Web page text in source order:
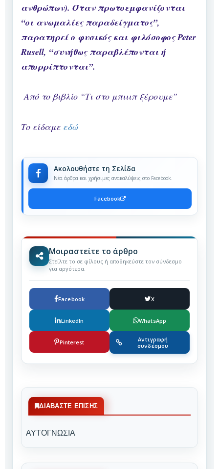
ανθρώπων). Όταν πρωτοεμφανίζονται
“οι ανωμαλίες παραδείγματος”,
παρατηρεί ο φυσικός και φιλόσοφος Peter
Rusell, “συνήθως παραβλέπονται ή
απορρίπτονται”.
Από το βιβλίο “Τι στο μπιιιπ ξέρουμε”
Το είδαμε εδώ
Ακολουθήστε τη Σελίδα
Νέα άρθρα και χρήσιμες ανακαλύψεις στο Facebook.
Facebook
Μοιραστείτε το άρθρο
Στείλτε το σε φίλους ή αποθηκεύστε τον σύνδεσμο
για αργότερα.
Facebook X
LinkedIn WhatsApp
Pinterest
Αντιγραφή
συνδέσμου
ΔΙΑΒΆΣΤΕ ΕΠΊΣΗΣ
ΑΥΤΟΓΝΩΣΙΑ